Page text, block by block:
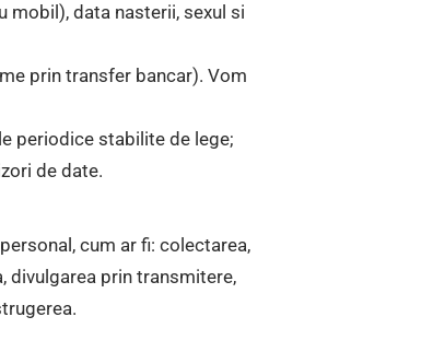
data nasterii, sexul si
prin transfer bancar). Vom
periodice stabilite de lege;
de date.
cum ar fi: colectarea,
divulgarea prin transmitere,